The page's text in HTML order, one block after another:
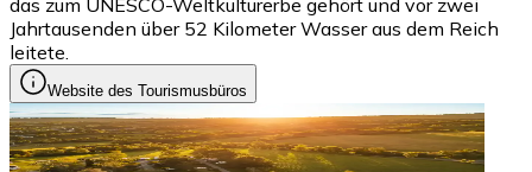
das zum UNESCO-Weltkulturerbe gehört und vor zwei
Jahrtausenden über 52 Kilometer Wasser aus dem Reich
leitete.
Website des Tourismusbüros